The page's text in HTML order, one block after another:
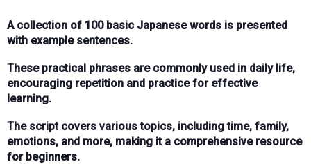
A collection of 100 basic Japanese words is presented
with example sentences.
These practical phrases are commonly used in daily life,
encouraging repetition and practice for effective
learning.
The script covers various topics, including time, family,
emotions, and more, making it a comprehensive resource
for beginners.